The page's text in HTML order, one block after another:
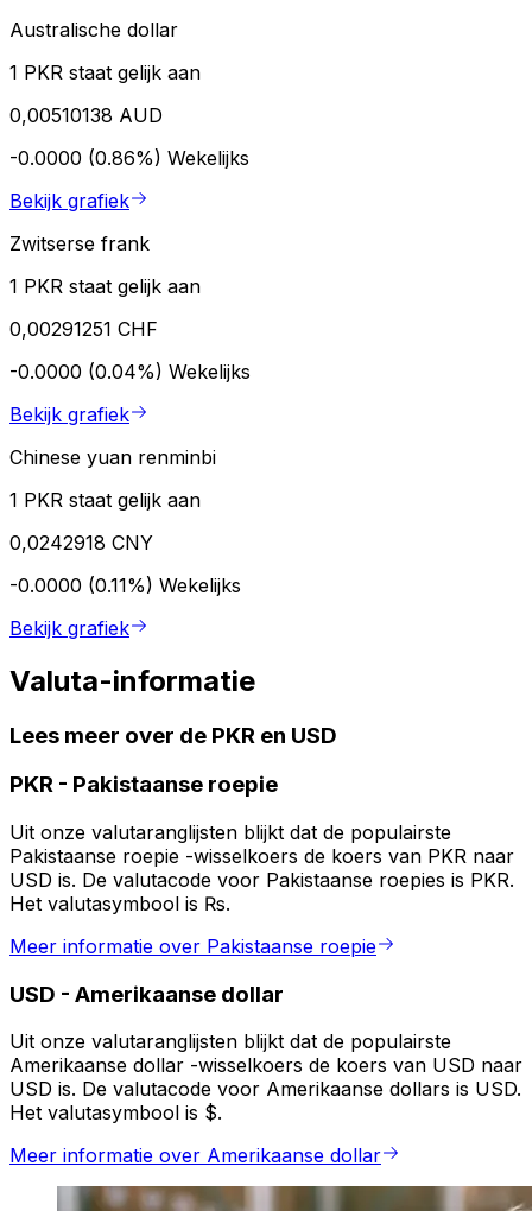
Australische dollar
1 PKR staat gelijk aan
0,00510138 AUD
-0.0000 (0.86%) Wekelijks
Bekijk grafiek
Zwitserse frank
1 PKR staat gelijk aan
0,00291251 CHF
-0.0000 (0.04%) Wekelijks
Bekijk grafiek
Chinese yuan renminbi
1 PKR staat gelijk aan
0,0242918 CNY
-0.0000 (0.11%) Wekelijks
Bekijk grafiek
Valuta-informatie
Lees meer over de PKR en USD
PKR - Pakistaanse roepie
Uit onze valutaranglijsten blijkt dat de populairste
Pakistaanse roepie -wisselkoers de koers van PKR naar
USD is. De valutacode voor Pakistaanse roepies is PKR.
Het valutasymbool is ₨.
Meer informatie over Pakistaanse roepie
USD - Amerikaanse dollar
Uit onze valutaranglijsten blijkt dat de populairste
Amerikaanse dollar -wisselkoers de koers van USD naar
USD is. De valutacode voor Amerikaanse dollars is USD.
Het valutasymbool is $.
Meer informatie over Amerikaanse dollar